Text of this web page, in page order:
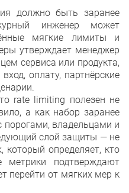
должно быть заранее
инженер может
мягкие лимиты и
утверждает менеджер
сервиса или продукта,
оплату, партнёрские
rate limiting полезен не
а как набор заранее
порогами, владельцами и
слой защиты — не
который определяет, кто
метрики подтверждают
перейти от мягких мер к